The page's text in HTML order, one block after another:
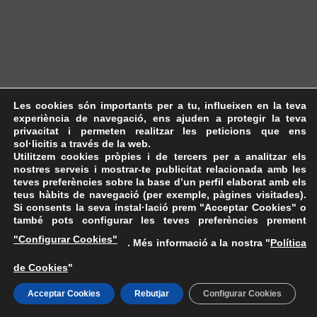
Les cookies són importants per a tu, influeixen en la teva
experiència de navegació, ens ajuden a protegir la teva
privacitat i permeten realitzar les peticions que ens
sol·licitis a través de la web.
Utilitzem cookies pròpies i de tercers per a analitzar els
nostres serveis i mostrar-te publicitat relacionada amb les
teves preferències sobre la base d’un perfil elaborat amb els
teus hàbits de navegació (per exemple, pàgines visitades).
Si consents la seva instal·lació prem "Acceptar Cookies" o
també pots configurar les teves preferències prement
"Configurar Cookies"
. Més informació a la nostra "Política
de Cookies"
Acceptar Cookies Rebutjar Configurar Cookies